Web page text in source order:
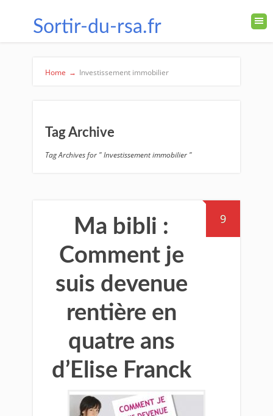
Sortir-du-rsa.fr
Home → Investissement immobilier
Tag Archive
Tag Archives for " Investissement immobilier "
9
Ma bibli :
Comment je
suis devenue
rentière en
quatre ans
d’Elise Franck